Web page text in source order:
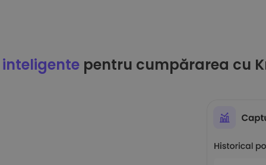
pentru cumpărarea cu